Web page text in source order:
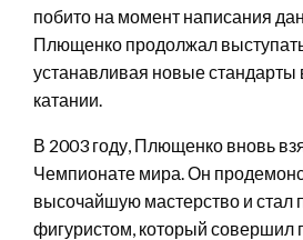
побито на момент написания
Плющенко продолжал
устанавливая новые стандарты
катании.
В 2003 году, Плющенко вновь
Чемпионате мира. Он
высочайшую мастерство и стал
фигуристом, который совершил